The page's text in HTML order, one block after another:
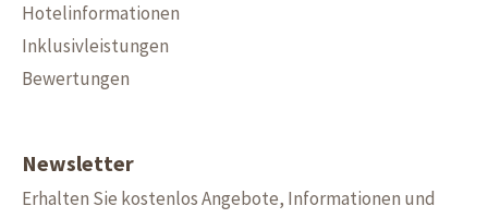
Hotelinformationen
Inklusivleistungen
Bewertungen
Newsletter
Erhalten Sie kostenlos Angebote, Informationen und